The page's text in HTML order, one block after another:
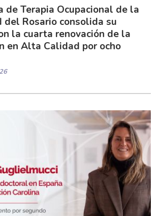
de Terapia Ocupacional de la
del Rosario consolida su
la cuarta renovación de la
en Alta Calidad por ocho